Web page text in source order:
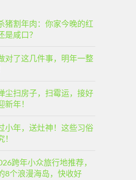
猪割年肉：你家今晚的红
是咸口？
对了这几件事，明年一整
尘扫房子，扫霉运，接好
年！
小年，送灶神！这些习俗
跨年小众旅行地推荐，
8个浪漫海岛，快收好